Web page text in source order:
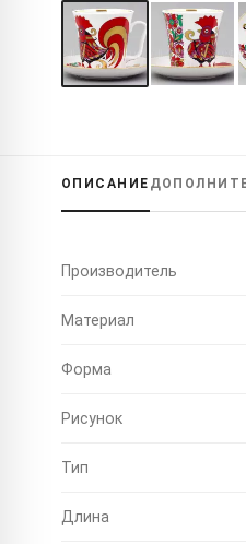
ОПИСАНИЕ
Производитель
Материал
Форма
Рисунок
Тип
Длина